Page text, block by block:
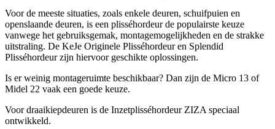
Voor de meeste situaties, zoals enkele deuren, schuifpuien en
openslaande deuren, is een plisséhordeur de populairste keuze
vanwege het gebruiksgemak, montagemogelijkheden en de strakke
uitstraling. De KeJe Originele Plisséhordeur en Splendid
Plisséhordeur zijn hiervoor geschikte oplossingen.
Is er weinig montageruimte beschikbaar? Dan zijn de Micro 13 of
Midel 22 vaak een goede keuze.
Voor draaikiepdeuren is de Inzetplisséhordeur ZIZA speciaal
ontwikkeld.